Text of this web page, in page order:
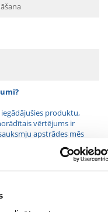
iegādājušies produktu,
vērtējums ir
apstrādes mēs
ATSAUKSMI